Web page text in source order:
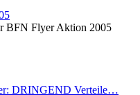
BFN Flyer Aktion 2005
DRINGEND Verteile…